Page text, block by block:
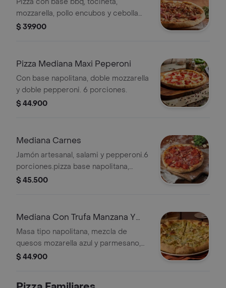
mozzarella, pollo encubos y cebolla
caramelizada.
$ 39.900
Pizza Mediana Maxi Peperoni
Con base napolitana, doble mozzarella
y doble pepperoni. 6 porciones.
$ 44.900
Mediana Carnes
Jamón artesanal, salami y pepperoni.6
porciones.pizza base napolitana,
tocineta, mozzarella,
$ 45.500
Mediana Con Trufa Manzana Y
Tres Quesos
Masa tipo napolitana, mezcla de
quesos mozarella azul y parmesano,
con trufa, manzana verde
$ 44.900